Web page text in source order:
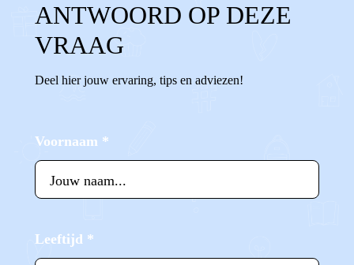
ANTWOORD OP DEZE
VRAAG
Deel hier jouw ervaring, tips en adviezen!
Voornaam *
Leeftijd *